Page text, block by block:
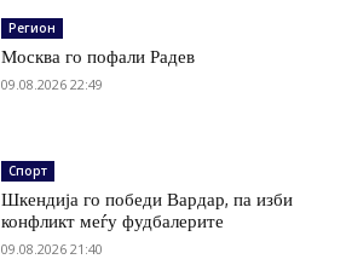
Регион
Москва го пофали Радев
09.08.2026 22:49
Спорт
Шкендија го победи Вардар, па изби
конфликт меѓу фудбалерите
09.08.2026 21:40